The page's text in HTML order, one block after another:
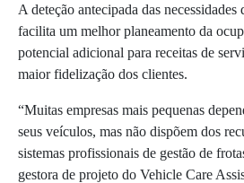
A deteção antecipada das
facilita um melhor planeamento da
potencial adicional para receitas de
maior fidelização dos clientes.
“Muitas empresas mais pequenas
seus veículos, mas não dispõem dos
sistemas profissionais de gestão de
gestora de projeto do Vehicle Care